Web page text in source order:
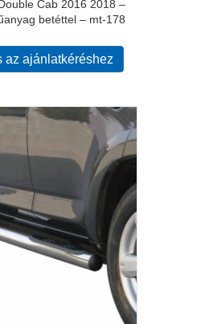
Cab 2016 2018 –
betéttel – mt-178
az ajánlatkéréshez